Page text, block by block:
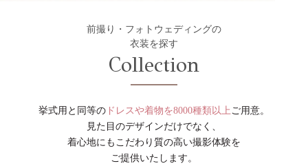
前撮り・フォトウェディングの
衣装を探す
Collection
挙式用と同等の ドレスや着物を8000種類以上 ご用意。
見た目のデザインだけでなく、
着心地にもこだわり質の高い撮影体験を
ご提供いたします。